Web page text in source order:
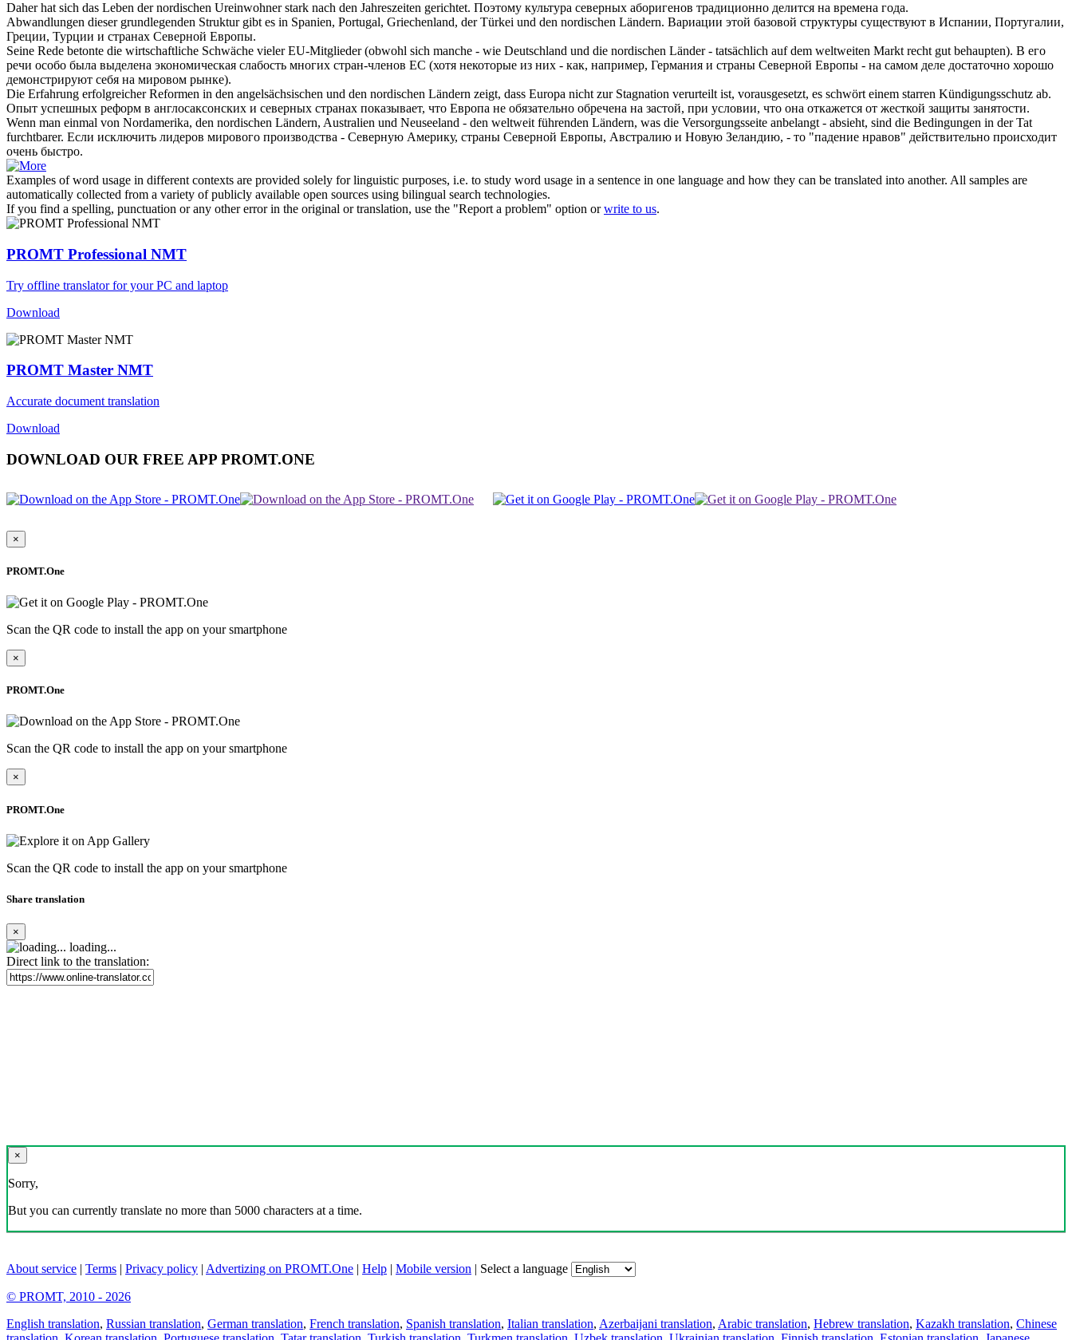
Daher hat sich das Leben dernordischen Ureinwohner stark nach den Jahreszeiten gerichtet. Поэтому культура северных аборигенов традиционно делится на времена года.
Abwandlungen dieser grundlegenden Struktur gibt es in Spanien, Portugal, Griechenland, der Türkei und den nordischen Ländern. Вариации этой базовой структуры существуют в Испании, Португалии,
Греции, Турции и странах Северной Европы.
Seine Rede betonte die wirtschaftliche Schwäche vieler EU-Mitglieder (obwohl sich manche - wie Deutschland und die nordischen Länder - tatsächlich auf dem weltweiten Markt recht gut behaupten). В его
речи особо была выделена экономическая слабость многих стран-членов ЕС (хотя некоторые из них - как, например, Германия и страны Северной Европы - на самом деле достаточно хорошо
демонстрируют себя на мировом рынке).
Die Erfahrung erfolgreicher Reformen in den angelsächsischen und den nordischen Ländern zeigt, dass Europa nicht zur Stagnation verurteilt ist, vorausgesetzt, es schwört einem starren Kündigungsschutz ab.
Опыт успешных реформ в англосаксонских и северных странах показывает, что Европа не обязательно обречена на застой, при условии, что она откажется от жесткой защиты занятости.
Wenn man einmal von Nordamerika, den nordischen Ländern, Australien und Neuseeland - den weltweit führenden Ländern, was die Versorgungsseite anbelangt - absieht, sind die Bedingungen in der Tat
furchtbarer. Если исключить лидеров мирового производства - Северную Америку, страны Северной Европы, Австралию и Новую Зеландию, - то "падение нравов" действительно происходит
очень быстро.
Examples of word usage in different contexts are provided solely for linguistic purposes, i.e. to study word usage in a sentence in one language and how they can be translated into another. All samples are
automatically collected from a variety of publicly available open sources using bilingual search technologies.
If you find a spelling, punctuation or any other error in the original or translation, use the "Report a problem" option orwrite to us.
PROMT Professional NMT
Try offline translator for your PC and laptop
Download
PROMT Master NMT
Accurate document translation
Download
DOWNLOAD OUR FREE APP PROMT.ONE
×
PROMT.One
Scan the QR code to install the app on your smartphone
×
PROMT.One
Scan the QR code to install the app on your smartphone
×
PROMT.One
Scan the QR code to install the app on your smartphone
Share translation
×
loading...
Direct link to the translation:
×
Sorry,
But you can currently translate no more than 5000 characters at a time.
About service | Terms | Privacy policy | Advertizing on PROMT.One | Help | Mobile version | Select a language
© PROMT, 2010 - 2026
English translation, Russian translation, German translation, French translation, Spanish translation, Italian translation, Azerbaijani translation, Arabic translation, Hebrew translation, Kazakh translation, Chinese